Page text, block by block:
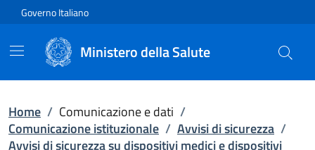
Vai direttamente al contenuto
Governo Italiano
Ministero della Salute
Home / Comunicazione e dati /
Comunicazione istituzionale / Avvisi di sicurezza /
Avvisi di sicurezza su dispositivi medici e dispositivi